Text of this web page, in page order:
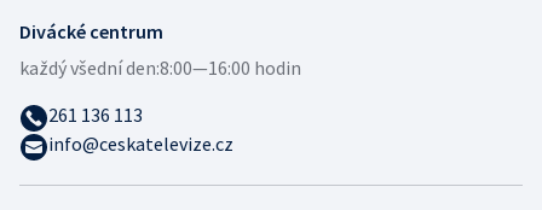
Divácké centrum
každý všední den:8:00—16:00 hodin
261 136 113
info@ceskatelevize.cz